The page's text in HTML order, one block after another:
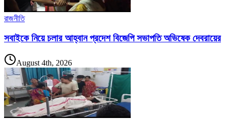
রাজনীতি
সবাইকে নিয়ে চলার আহ্বান প্রদেশ বিজেপি সভাপতি অভিষেক দেবরায়ের
August 4th, 2026